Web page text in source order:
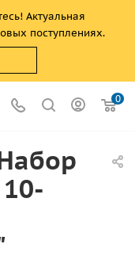
Актуальная
поступлениях.
0